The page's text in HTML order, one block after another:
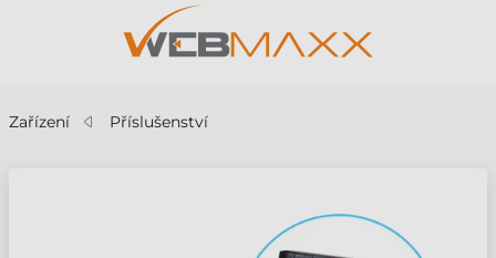
Zařízení Příslušenství